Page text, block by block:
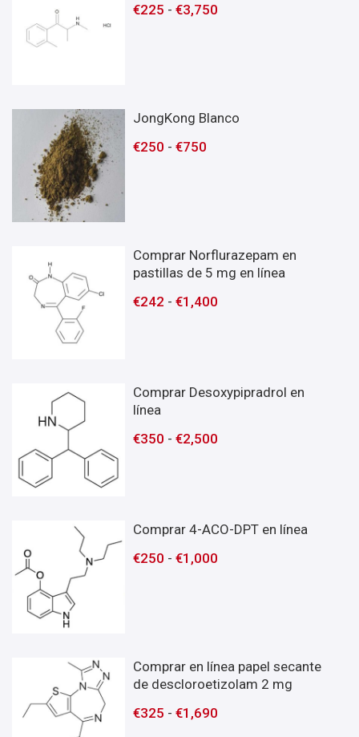
€225 -€3,750
JongKong Blanco
€250 -€750
Comprar Norflurazepam en
pastillas de 5 mg en línea
€242 -€1,400
Comprar Desoxypipradrol en
línea
€350 -€2,500
Comprar 4-ACO-DPT en línea
€250 -€1,000
Comprar en línea papel secante
de descloroetizolam 2 mg
€325 -€1,690